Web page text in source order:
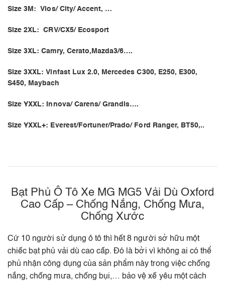
Size 3M: Vios/ City/ Accent, …
Size 2XL: CRV/CX5/ Ecosport
Size 3XL: Camry, Cerato,Mazda3/6….
Size 3XXL: Vinfast Lux 2.0, Mercedes C300, E250, E300,
S450, Maybach
Size YXXL: Innova/ Carens/ Grandis….
Size YXXL+: Everest/Fortuner/Prado/ Ford Ranger, BT50,..
Bạt Phủ Ô Tô Xe MG MG5 Vải Dù Oxford
Cao Cấp – Chống Nắng, Chống Mưa,
Chống Xước
Cứ 10 người sử dụng ô tô thì hết 8 người sở hữu một
chiếc bạt phủ vải dù cao cấp. Đó là bởi vì không ai có thể
phủ nhận công dụng của sản phẩm này trong việc chống
nắng, chống mưa, chống bụi,… bảo vệ xế yêu một cách